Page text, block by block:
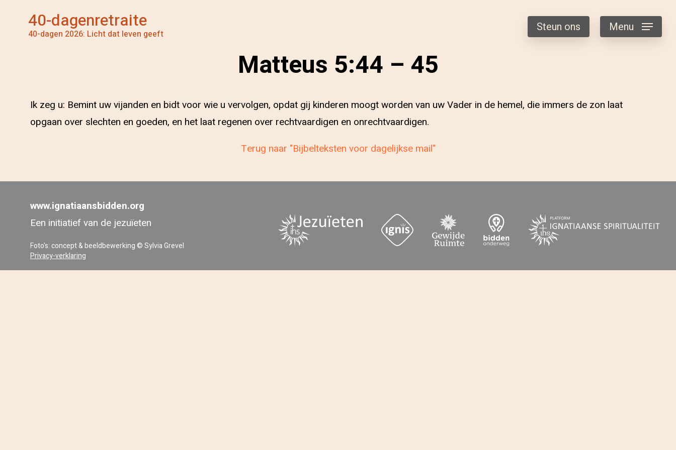
40-dagenretraite
40-dagen 2026: Licht dat leven geeft Steun ons Menu
Matteus 5:44 – 45
Ik zeg u: Bemint uw vijanden en bidt voor wie u vervolgen, opdat gij kinderen moogt worden van uw Vader in de hemel, die immers de zon laat
opgaan over slechten en goeden, en het laat regenen over rechtvaardigen en onrechtvaardigen.
Terug naar "Bijbelteksten voor dagelijkse mail"
www.ignatiaansbidden.org
Een initiatief van de jezuïeten
Foto's: concept & beeldbewerking © Sylvia Grevel
Privacy-verklaring